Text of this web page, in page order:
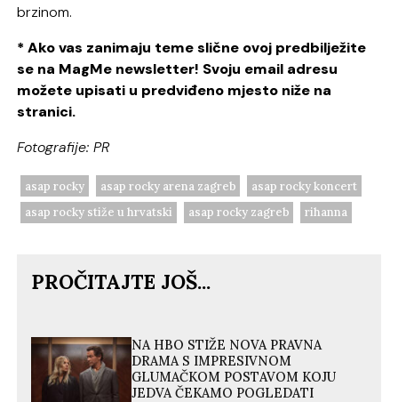
brzinom.
* Ako vas zanimaju teme slične ovoj predbilježite
se na MagMe newsletter! Svoju email adresu
možete upisati u predviđeno mjesto niže na
stranici.
Fotografije: PR
asap rocky asap rocky arena zagreb
asap rocky koncert
asap rocky stiže u hrvatski
asap rocky zagreb rihanna
PROČITAJTE JOŠ...
NA HBO STIŽE NOVA PRAVNA
DRAMA S IMPRESIVNOM
GLUMAČKOM POSTAVOM KOJU
JEDVA ČEKAMO POGLEDATI